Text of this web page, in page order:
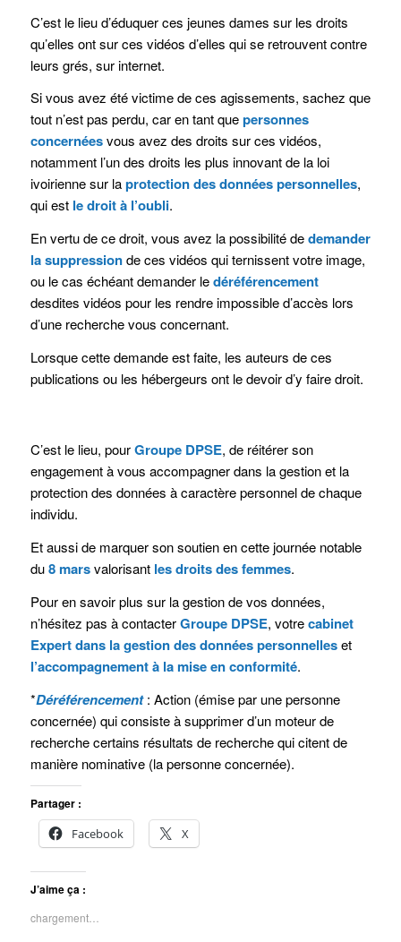
C’est le lieu d’éduquer ces jeunes dames sur les droits
qu’elles ont sur ces vidéos d’elles qui se retrouvent contre
leurs grés, sur internet.
Si vous avez été victime de ces agissements, sachez que
tout n’est pas perdu, car en tant quepersonnes
concernéesvous avez des droits sur ces vidéos,
notamment l’un des droits les plus innovant de la loi
ivoirienne sur laprotection des données personnelles,
qui est le droit à l’oubli.
En vertu de ce droit, vous avez la possibilité dedemander
la suppressionde ces vidéos qui ternissent votre image,
ou le cas échéant demander ledéréférencement
desdites vidéos pour les rendre impossible d’accès lors
d’une recherche vous concernant.
Lorsque cette demande est faite, les auteurs de ces
publications ou les hébergeurs ont le devoir d’y faire droit.
C’est le lieu, pourGroupe DPSE, de réitérer son
engagement à vous accompagner dans la gestion et la
protection des données à caractère personnel de chaque
individu.
Et aussi de marquer son soutien en cette journée notable
du8 marsvalorisant les droits des femmes.
Pour en savoir plus sur la gestion de vos données,
n’hésitez pas à contacterGroupe DPSE, votrecabinet
Expert dans la gestion des données personnelleset
l’accompagnement à la mise en conformité.
*Déréférencement: Action (émise par une personne
concernée) qui consiste à supprimer d’un moteur de
recherche certains résultats de recherche qui citent de
manière nominative (la personne concernée).
Partager :
Facebook
X
J’aime ça :
chargement…